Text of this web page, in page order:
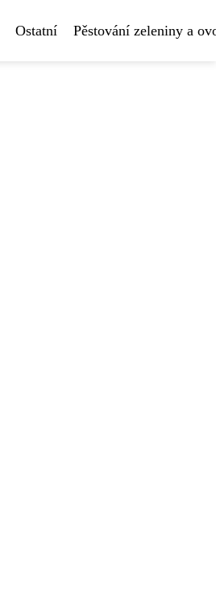
Ostatní Pěstování zeleniny a